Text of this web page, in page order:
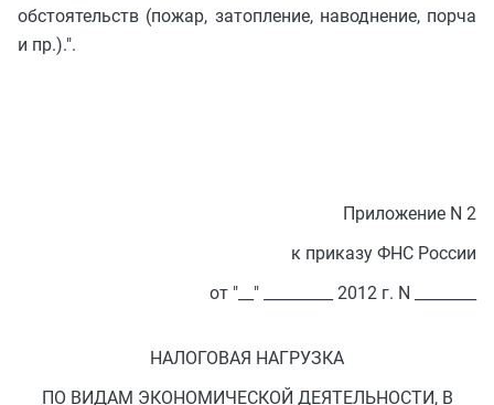
обстоятельств (пожар, затопление, наводнение, порча
и пр.).".
Приложение N 2
к приказу ФНС России
от "__" _________ 2012 г. N ________
НАЛОГОВАЯ НАГРУЗКА
ПО ВИДАМ ЭКОНОМИЧЕСКОЙ ДЕЯТЕЛЬНОСТИ, В